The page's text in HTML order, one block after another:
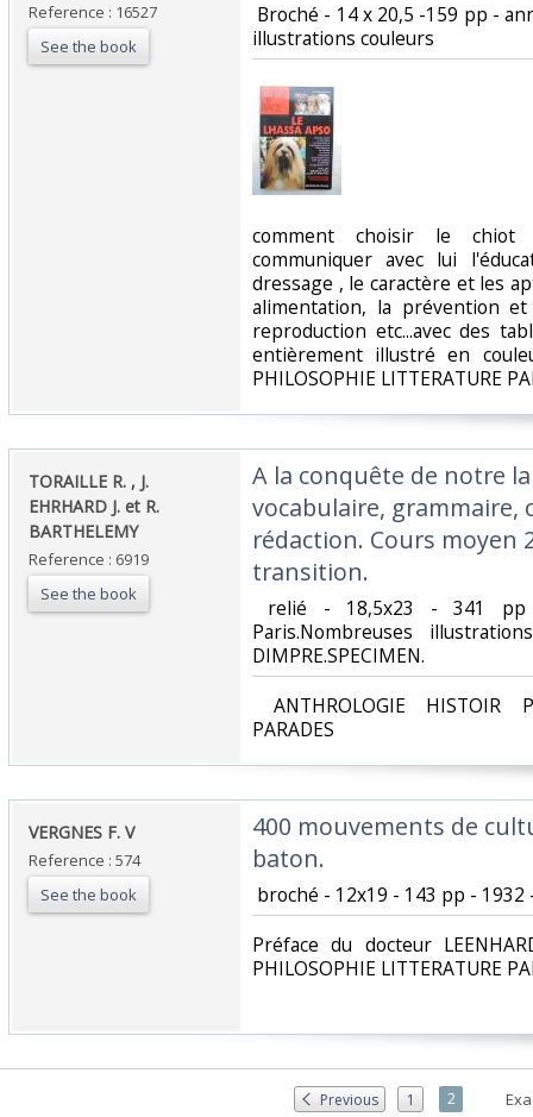
Reference : 16527
See the book
Broché - 14 x 20,5 -159 pp -
illustrations couleurs‎
‎comment choisir le
communiquer avec lui
dressage , le caractère et les
alimentation, la prévention
reproduction etc...avec des
entièrement illustré en
PHILOSOPHIE LITTERATURE
‎TORAILLE R. , J.
EHRHARD J. et R.
BARTHELEMY‎
Reference : 6919
See the book
‎A la conquête de notre
vocabulaire, grammaire,
rédaction. Cours moyen
transition. ‎
relié - 18,5x23 - 341
Paris.Nombreuses
DIMPRE.SPECIMEN.‎
ANTHROLOGIE HISTOIR
PARADES‎
‎VERGNES F. V‎
Reference : 574
See the book
‎400 mouvements de
baton.‎
broché - 12x19 - 143 pp - 1932
‎Préface du docteur
PHILOSOPHIE LITTERATURE
Previous 1 2